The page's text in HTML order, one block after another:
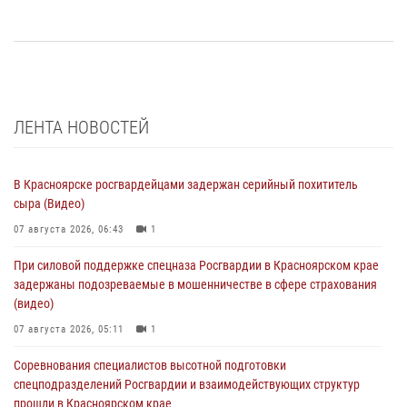
ЛЕНТА НОВОСТЕЙ
В Красноярске росгвардейцами задержан серийный похититель
сыра (Видео)
07 августа 2026, 06:43 1
При силовой поддержке спецназа Росгвардии в Красноярском крае
задержаны подозреваемые в мошенничестве в сфере страхования
(видео)
07 августа 2026, 05:11 1
Соревнования специалистов высотной подготовки
спецподразделений Росгвардии и взаимодействующих структур
прошли в Красноярском крае